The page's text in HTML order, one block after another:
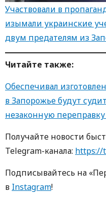
Участвовали в
изымали украинские
двум предателям из
Читайте также:
Обеспечивал
в Запорожье будут
незаконную
Получайте новости
Telegram-канала: https://
Подписывайтесь на
в Instagram!